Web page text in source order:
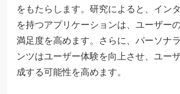
をもたらします。研究によると、イン
を持つアプリケーションは、ユーザー
満足度を高めます。さらに、パーソナ
ンツはユーザー体験を向上させ、ユー
成する可能性を高めます。